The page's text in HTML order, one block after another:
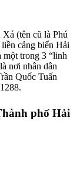
(tên cũ là Phú
cảng biển Hải
một trong 3 “linh
nơi nhân dân
Quốc Tuấn
phố Hải